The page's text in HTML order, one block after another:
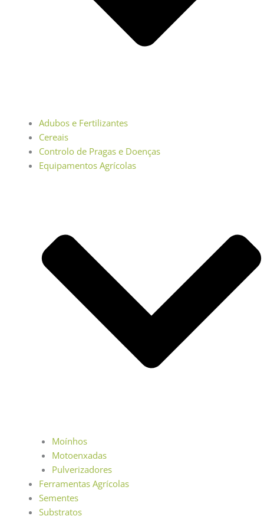
Adubos e Fertilizantes
Cereais
Controlo de Pragas e Doenças
Equipamentos Agrícolas
Moínhos
Motoenxadas
Pulverizadores
Ferramentas Agrícolas
Sementes
Substratos